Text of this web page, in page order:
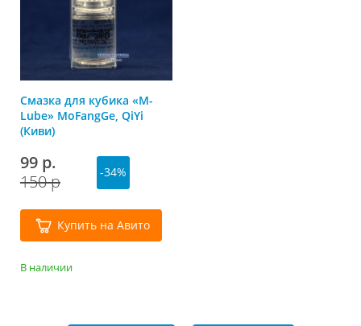
Смазка для кубика «M-
Lube» MoFangGe, QiYi
(Киви)
99 р.
150 р
-34%
Купить на Авито
В наличии